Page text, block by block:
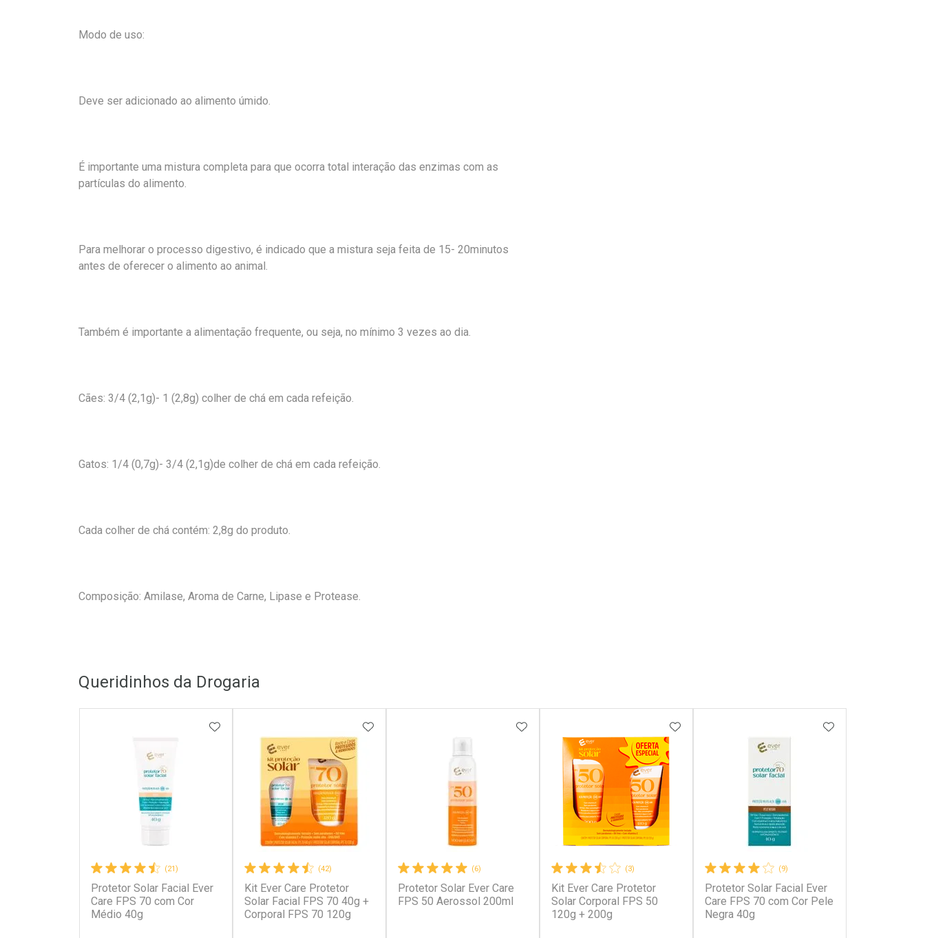
Modo de uso:
Deve ser adicionado ao alimento úmido.
É importante uma mistura completa para que ocorra total interação das enzimas com as
partículas do alimento.
Para melhorar o processo digestivo, é indicado que a mistura seja feita de 15- 20minutos
antes de oferecer o alimento ao animal.
Também é importante a alimentação frequente, ou seja, no mínimo 3 vezes ao dia.
Cães: 3/4 (2,1g)- 1 (2,8g) colher de chá em cada refeição.
Gatos: 1/4 (0,7g)- 3/4 (2,1g)de colher de chá em cada refeição.
Cada colher de chá contém: 2,8g do produto.
Composição: Amilase, Aroma de Carne, Lipase e Protease.
Queridinhos da Drogaria
(21)
Protetor Solar Facial Ever
Care FPS 70 com Cor
Médio 40g
ADICIONAR AOS FAVORITOS
(42)
Kit Ever Care Protetor
Solar Facial FPS 70 40g +
Corporal FPS 70 120g
ADICIONAR AOS FAVORITOS
(6)
Protetor Solar Ever Care
FPS 50 Aerossol 200ml
ADICIONAR AOS FAVORITOS
(3)
Kit Ever Care Protetor
Solar Corporal FPS 50
120g + 200g
ADICIONAR AOS FAVORITOS
(9)
Protetor Solar Facial Ever
Care FPS 70 com Cor Pele
Negra 40g
ADICIONAR AOS